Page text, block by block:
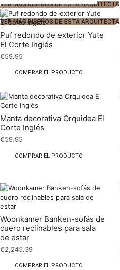
1
2
VER MÁS DISEÑOS DE ESTA ARQUITECTA
VER MÁS DISEÑOS DE ESTA ARQUITECTA
Puf redondo de exterior Yute
El Corte Inglés
€59.95
COMPRAR EL PRODUCTO
Manta decorativa Orquidea El
Corte Inglés
€59.95
COMPRAR EL PRODUCTO
Woonkamer Banken-sofás de
cuero reclinables para sala
de estar
€2,245.39
COMPRAR EL PRODUCTO